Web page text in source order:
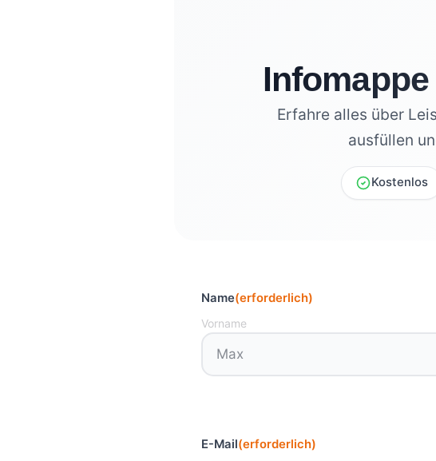
Erfahre alles über
ausfüllen
Kostenlos
Name(erforderlich)
Vorname
E-Mail(erforderlich)